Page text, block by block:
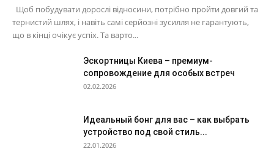
Щоб побудувати дорослі відносини, потрібно пройти довгий та
тернистий шлях, і навіть самі серйозні зусилля не гарантують,
що в кінці очікує успіх. Та варто...
Эскортницы Киева – премиум-
сопровождение для особых встреч
02.02.2026
Идеальный бонг для вас – как выбрать
устройство под свой стиль...
22.01.2026